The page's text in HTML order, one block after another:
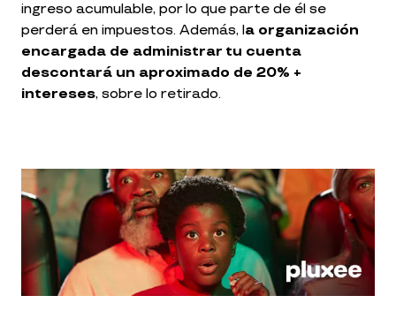
ingreso acumulable, por lo que parte de él se
perderá en impuestos. Además, la organización
encargada de administrar tu cuenta
descontará un aproximado de 20% +
intereses, sobre lo retirado.